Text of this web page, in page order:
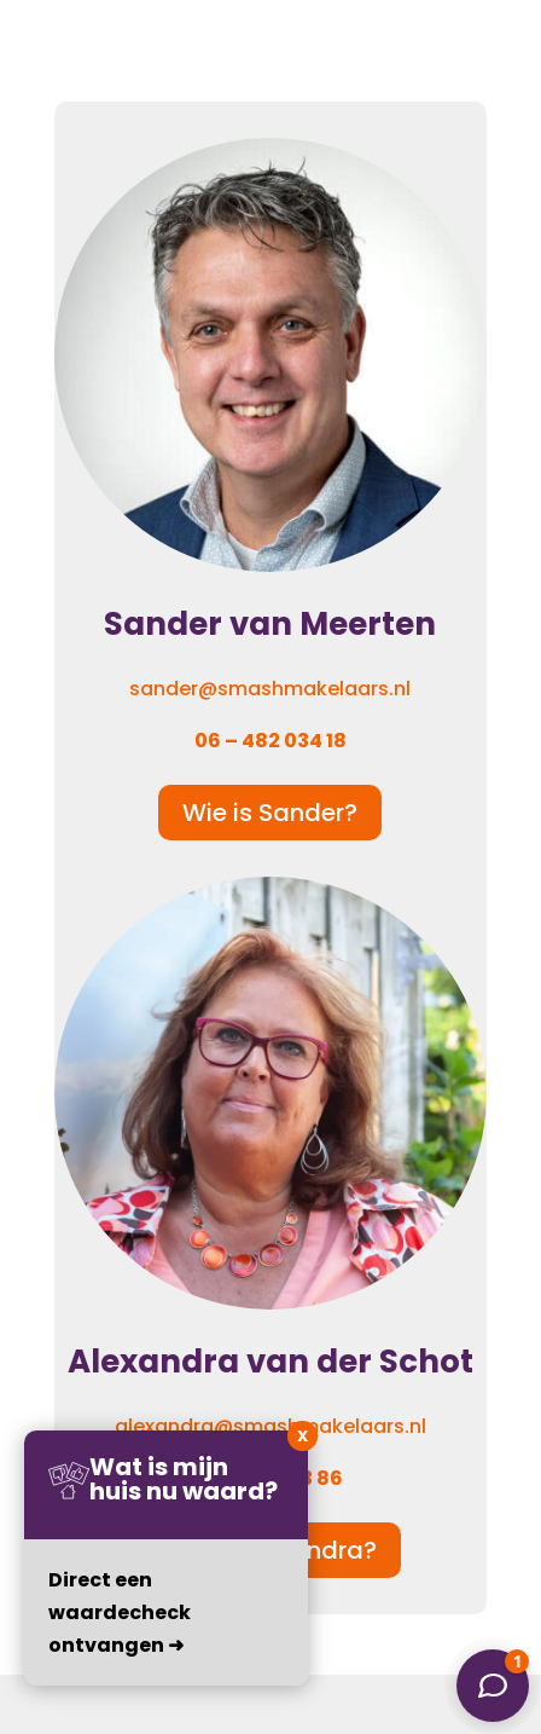
Sander van Meerten
sander@smashmakelaars.nl
06 – 482 034 18
Wie is Sander?
Alexandra van der Schot
alexandra@smashmakelaars.nl
06 – 110 923 86
Wie is Alexandra?
Wat is mijn
huis nu waard?
Direct een
waardecheck
ontvangen ➜
X